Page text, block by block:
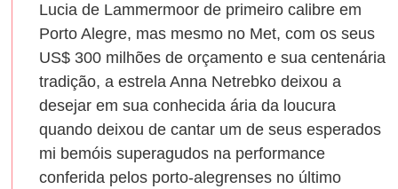
Lucia de Lammermoor de primeiro calibre em
Porto Alegre, mas mesmo no Met, com os seus
US$ 300 milhões de orçamento e sua centenária
tradição, a estrela Anna Netrebko deixou a
desejar em sua conhecida ária da loucura
quando deixou de cantar um de seus esperados
mi bemóis superagudos na performance
conferida pelos porto-alegrenses no último